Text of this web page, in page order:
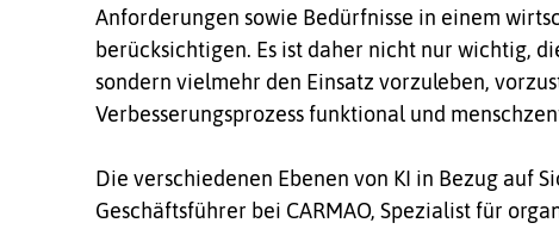
Anforderungen sowie Bedürfnisse in einem
berücksichtigen. Es ist daher nicht nur wichtig,
sondern vielmehr den Einsatz vorzuleben,
Verbesserungsprozess funktional und
Die verschiedenen Ebenen von KI in Bezug auf
Geschäftsführer bei CARMAO, Spezialist für